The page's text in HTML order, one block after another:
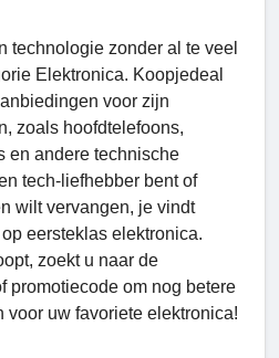
technologie zonder al te veel
Elektronica. Koopjedeal
voor zijn
zoals hoofdtelefoons,
en andere technische
tech-liefhebber bent of
wilt vervangen, je vindt
eersteklas elektronica.
zoekt u naar de
promotiecode om nog betere
uw favoriete elektronica!